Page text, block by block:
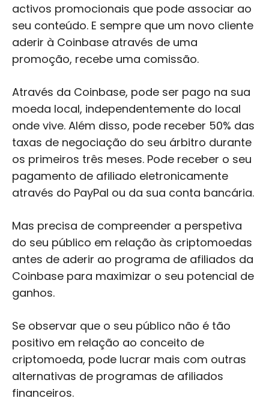
activos promocionais que pode associar ao
seu conteúdo. E sempre que um novo cliente
aderir à Coinbase através de uma
promoção, recebe uma comissão.
Através da Coinbase, pode ser pago na sua
moeda local, independentemente do local
onde vive. Além disso, pode receber 50% das
taxas de negociação do seu árbitro durante
os primeiros três meses. Pode receber o seu
pagamento de afiliado eletronicamente
através do PayPal ou da sua conta bancária.
Mas precisa de compreender a perspetiva
do seu público em relação às criptomoedas
antes de aderir ao programa de afiliados da
Coinbase para maximizar o seu potencial de
ganhos.
Se observar que o seu público não é tão
positivo em relação ao conceito de
criptomoeda, pode lucrar mais com outras
alternativas de programas de afiliados
financeiros.